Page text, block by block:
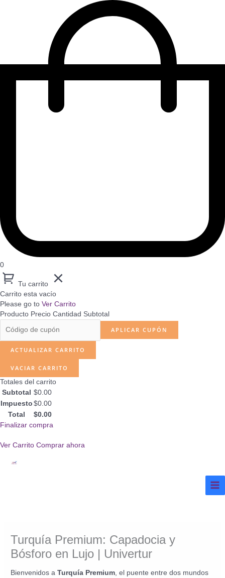
0
Tu carrito
Carrito esta vacío
Please go to Ver Carrito
Producto Precio Cantidad Subtotal
APLICAR CUPÓN
ACTUALIZAR CARRITO
VACIAR CARRITO
Totales del carrito
Subtotal $0.00
Impuesto $0.00
Total
$0.00
Finalizar compra
Ver Carrito Comprar ahora
Turquía Premium: Capadocia y
Bósforo en Lujo | Univertur
Bienvenidos aTurquía Premium , el puente entre dos mundos